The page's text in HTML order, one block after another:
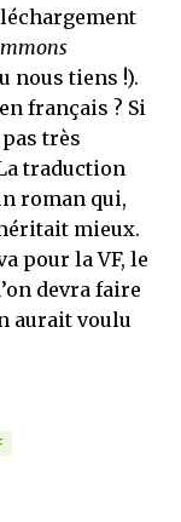
nous tiens !).
français ? Si
très
traduction
roman qui,
mieux.
pour la VF, le
devra faire
aurait voulu